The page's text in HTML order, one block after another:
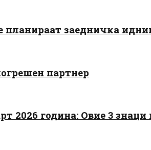
планираат заедничка
партнер
2026 година: Овие 3